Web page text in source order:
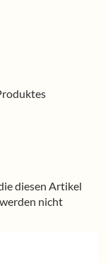
diesen Artikel
nicht